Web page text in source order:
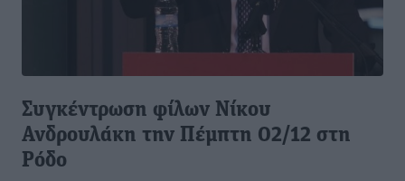
Συγκέντρωση φίλων Νίκου
Ανδρουλάκη την Πέμπτη 02/12 στη
Ρόδο